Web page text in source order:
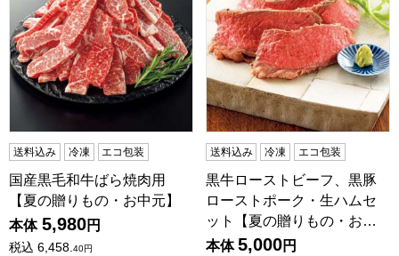
送料込み 冷凍 エコ包装
国産黒毛和牛ばら焼肉用
【夏の贈りもの・お中元】
本体 5,980円
税込 6,458.40円
送料込み 冷凍 エコ包装
黒牛ローストビーフ、黒豚
ローストポーク・生ハムセ
ット【夏の贈りもの・お…
本体 5,000円